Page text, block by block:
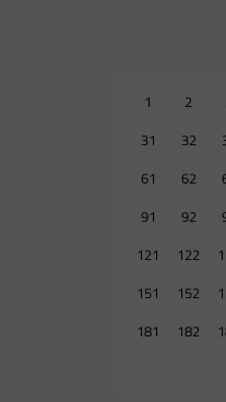
1 2
31
32
61
62
91
92
121
122
151
152
181
182